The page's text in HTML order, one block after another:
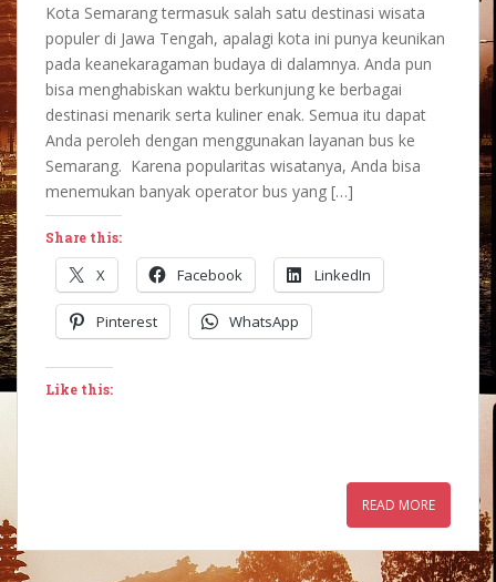
Kota Semarang termasuk salah satu destinasi wisata
populer di Jawa Tengah, apalagi kota ini punya keunikan
pada keanekaragaman budaya di dalamnya. Anda pun
bisa menghabiskan waktu berkunjung ke berbagai
destinasi menarik serta kuliner enak. Semua itu dapat
Anda peroleh dengan menggunakan layanan bus ke
Semarang. Karena popularitas wisatanya, Anda bisa
menemukan banyak operator bus yang […]
Share this:
X Facebook LinkedIn
Pinterest WhatsApp
Like this:
READ MORE